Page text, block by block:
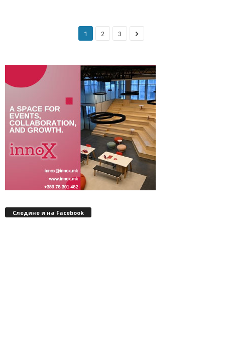
1 2 3
Следине и на Facebook